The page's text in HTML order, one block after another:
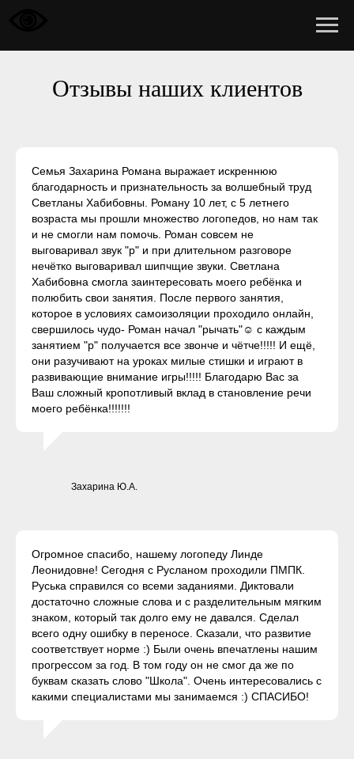
Отзывы наших клиентов
Семья Захарина Романа выражает искреннюю
благодарность и признательность за волшебный труд
Светланы Хабибовны. Роману 10 лет, с 5 летнего
возраста мы прошли множество логопедов, но нам так
и не смогли нам помочь. Роман совсем не
выговаривал звук "р" и при длительном разговоре
нечётко выговаривал шипчщие звуки. Светлана
Хабибовна смогла заинтересовать моего ребёнка и
полюбить свои занятия. После первого занятия,
которое в условиях самоизоляции проходило онлайн,
свершилось чудо- Роман начал "рычать"☺️ с каждым
занятием "р" получается все звонче и чётче!!!!! И ещё,
они разучивают на уроках милые стишки и играют в
развивающие внимание игры!!!!! Благодарю Вас за
Ваш сложный кропотливый вклад в становление речи
моего ребёнка!!!!!!!
Захарина Ю.А.
Огромное спасибо, нашему логопеду Линде
Леонидовне! Сегодня с Русланом проходили ПМПК.
Руська справился со всеми заданиями. Диктовали
достаточно сложные слова и с разделительным мягким
знаком, который так долго ему не давался. Сделал
всего одну ошибку в переносе. Сказали, что развитие
соответствует норме :) Были очень впечатлены нашим
прогрессом за год. В том году он не смог да же по
буквам сказать слово "Школа". Очень интересовались с
какими специалистами мы занимаемся :) СПАСИБО!